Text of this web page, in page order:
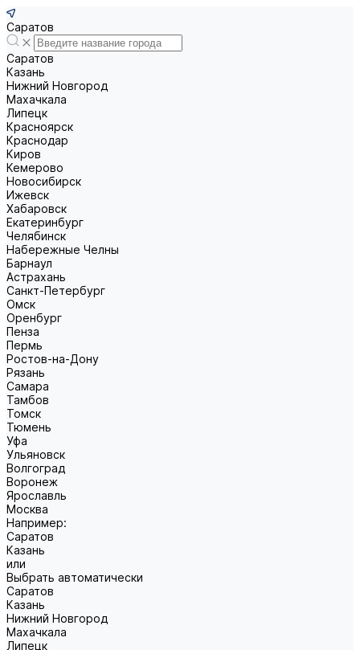
Саратов
Саратов
Казань
Нижний Новгород
Махачкала
Липецк
Красноярск
Краснодар
Киров
Кемерово
Новосибирск
Ижевск
Хабаровск
Екатеринбург
Челябинск
Набережные Челны
Барнаул
Астрахань
Санкт-Петербург
Омск
Оренбург
Пенза
Пермь
Ростов-на-Дону
Рязань
Самара
Тамбов
Томск
Тюмень
Уфа
Ульяновск
Волгоград
Воронеж
Ярославль
Москва
Например:
Саратов
Казань
или
Выбрать автоматически
Саратов
Казань
Нижний Новгород
Махачкала
Липецк